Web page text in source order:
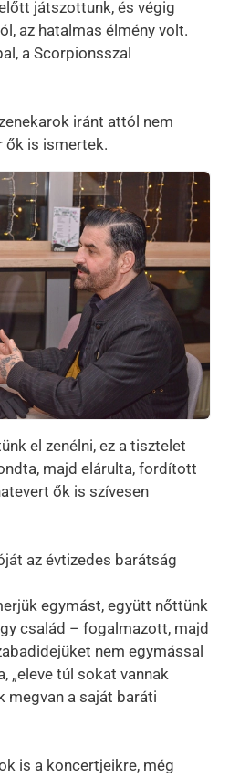
játszottunk, és végig
az hatalmas élmény volt.
a Scorpionsszal
iránt attól nem
ők is ismertek.
el zenélni, ez a tisztelet
majd elárulta, fordított
ők is szívesen
az évtizedes barátság
egymást, együtt nőttünk
család – fogalmazott, majd
nem egymással
„eleve túl sokat vannak
megvan a saját baráti
is a koncertjeikre, még